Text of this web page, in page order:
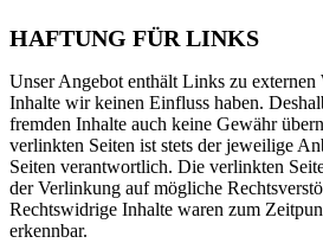
HAFTUNG FÜR LINKS
Unser Angebot enthält Links zu externen
Inhalte wir keinen Einfluss haben.
fremden Inhalte auch keine Gewähr
verlinkten Seiten ist stets der jeweilige
Seiten verantwortlich. Die verlinkten
der Verlinkung auf mögliche
Rechtswidrige Inhalte waren zum
erkennbar.